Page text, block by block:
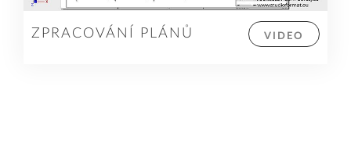
VIDEO
ZPRACOVÁNÍ PLÁNŮ